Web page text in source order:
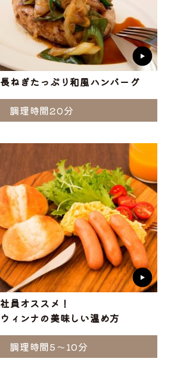
長ねぎたっぷり和風ハンバーグ
調理時間20分
社員オススメ！
ウィンナの美味しい温め方
調理時間5～10分